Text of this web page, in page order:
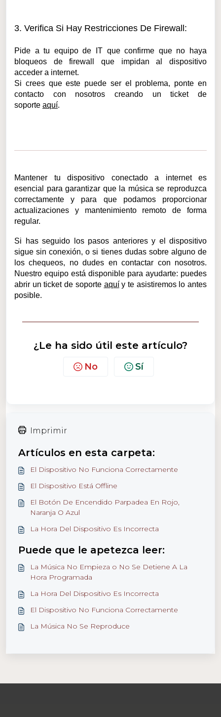
3. Verifica Si Hay Restricciones De Firewall:
Pide a tu equipo de IT que confirme que no haya
bloqueos de firewall que impidan al dispositivo
acceder a internet.
Si crees que este puede ser el problema, ponte en
contacto con nosotros creando un ticket de
soporte aquí.
Mantener tu dispositivo conectado a internet es
esencial para garantizar que la música se reproduzca
correctamente y para que podamos proporcionar
actualizaciones y mantenimiento remoto de forma
regular.
Si has seguido los pasos anteriores y el dispositivo
sigue sin conexión, o si tienes dudas sobre alguno de
los chequeos, no dudes en contactar con nosotros.
Nuestro equipo está disponible para ayudarte: puedes
abrir un ticket de soporte aquíy te asistiremos lo antes
posible.
¿Le ha sido útil este artículo?
No Sí
Imprimir
Artículos en esta carpeta:
El Dispositivo No Funciona Correctamente
El Dispositivo Está Offline
El Botón De Encendido Parpadea En Rojo,
Naranja O Azul
La Hora Del Dispositivo Es Incorrecta
Puede que le apetezca leer:
La Música No Empieza o No Se Detiene A La
Hora Programada
La Hora Del Dispositivo Es Incorrecta
El Dispositivo No Funciona Correctamente
La Música No Se Reproduce